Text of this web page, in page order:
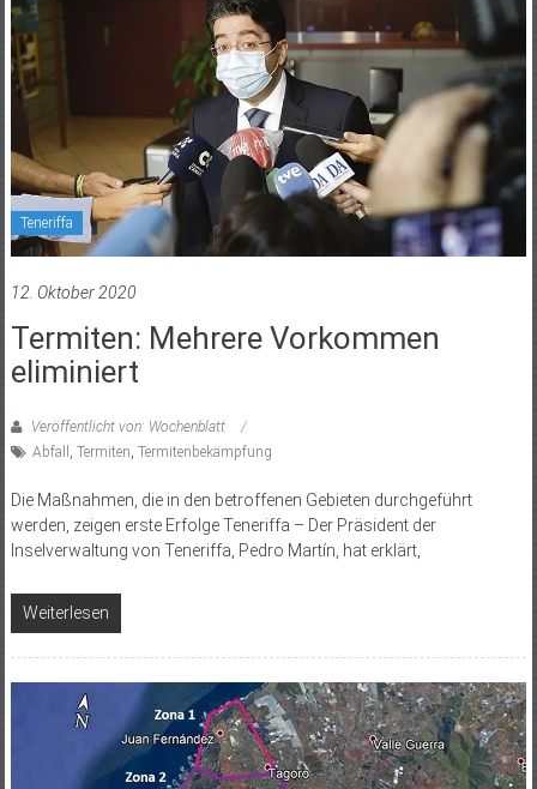
Teneriffa
12. Oktober 2020
Termiten: Mehrere Vorkommen
eliminiert
Veröffentlicht von: Wochenblatt
Abfall , Termiten, Termitenbekämpfung
Die Maßnahmen, die in den betroffenen Gebieten durchgeführt
werden, zeigen erste Erfolge Teneriffa – Der Präsident der
Inselverwaltung von Teneriffa, Pedro Martín, hat erklärt,
Weiterlesen